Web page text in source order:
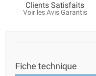
Clients Satisfaits
Voir les Avis Garantis
Fiche technique